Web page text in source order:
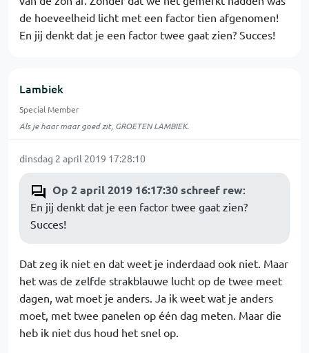
de hoeveelheid licht met een factor tien afgenomen!
En jij denkt dat je een factor twee gaat zien? Succes!
Lambiek
Special Member
Als je haar maar goed zit, GROETEN LAMBIEK.
dinsdag 2 april 2019 17:28:10
Op 2 april 2019 16:17:30 schreef rew:
En jij denkt dat je een factor twee gaat zien?
Succes!
Dat zeg ik niet en dat weet je inderdaad ook niet. Maar
het was de zelfde strakblauwe lucht op de twee meet
dagen, wat moet je anders. Ja ik weet wat je anders
moet, met twee panelen op één dag meten. Maar die
heb ik niet dus houd het snel op.